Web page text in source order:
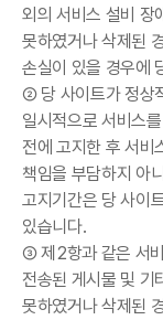
외의 서비스 설비 장
못하였거나 삭제된
손실이 있을 경우에
② 당 사이트가 정상
일시적으로 서비스
전에 고지한 후 서비
책임을 부담하지 아
고지기간은 당 사이
있습니다.
③ 제2항과 같은 서
전송된 게시물 및 기
못하였거나 삭제된